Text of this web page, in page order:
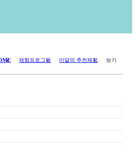
체험프로그램 이달의 추천체험 보기